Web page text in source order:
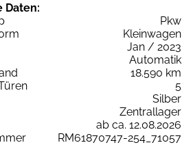
Daten:
Pkw
Kleinwagen
Jan / 2023
Automatik
18.590 km
5
Silber
Zentrallager
ab ca. 12.08.2026
RM61870747-254_71057